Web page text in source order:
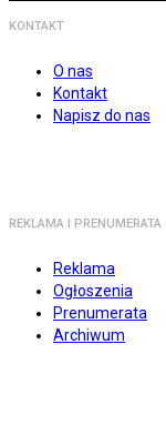
KONTAKT
O nas
Kontakt
Napisz do nas
REKLAMA I PRENUMERATA
Reklama
Ogłoszenia
Prenumerata
Archiwum